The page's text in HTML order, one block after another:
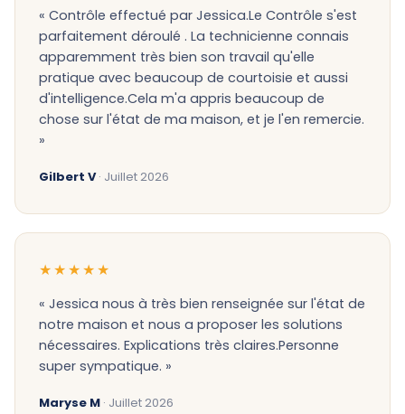
« Contrôle effectué par Jessica.Le Contrôle s'est
parfaitement déroulé . La technicienne connais
apparemment très bien son travail qu'elle
pratique avec beaucoup de courtoisie et aussi
d'intelligence.Cela m'a appris beaucoup de
chose sur l'état de ma maison, et je l'en remercie.
»
Gilbert V· Juillet 2026
★★★★★
« Jessica nous à très bien renseignée sur l'état de
notre maison et nous a proposer les solutions
nécessaires. Explications très claires.Personne
super sympatique. »
Maryse M · Juillet 2026